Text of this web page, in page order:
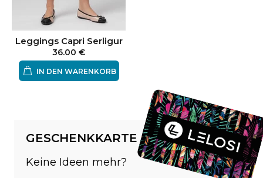
Leggings Capri Serligur
36.00 €
IN DEN WARENKORB
GESCHENKKARTE
Keine Ideen mehr?